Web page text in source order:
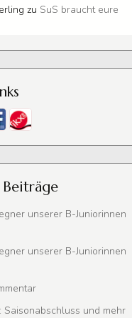
zu SuS braucht eure
unserer B-Juniorinnen
unserer B-Juniorinnen
Saisonabschluss und mehr